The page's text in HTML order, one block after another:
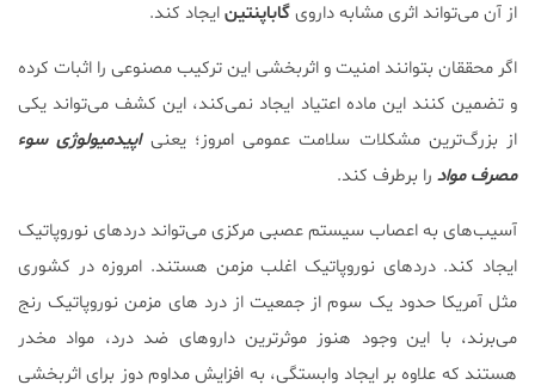
از آن می‌تواند اثری مشابه دارویگاباپنتینایجاد کند.
اگر محققان بتوانند امنیت و اثربخشی این ترکیب مصنوعی را اثبات کرده
و تضمین کنند این ماده اعتیاد ایجاد نمی‌کند، این کشف می‌تواند یکی
از بزرگ‌ترین مشکلات سلامت عمومی امروز؛ یعنیاپیدمیولوژی سوء
مصرف مواد را برطرف کند.
آسیب‌های به اعصاب سیستم عصبی مرکزی می‌تواند درد‌های نوروپاتیک
ایجاد کند. درد‌های نوروپاتیک اغلب مزمن هستند. امروزه در کشوری
مثل آمریکا حدود یک سوم از جمعیت از درد های مزمن نوروپاتیک رنج
می‌برند، با این وجود هنوز موثرترین داروهای ضد درد، مواد مخدر
هستند که علاوه بر ایجاد وابستگی، به افزایش مداوم دوز برای اثربخشی